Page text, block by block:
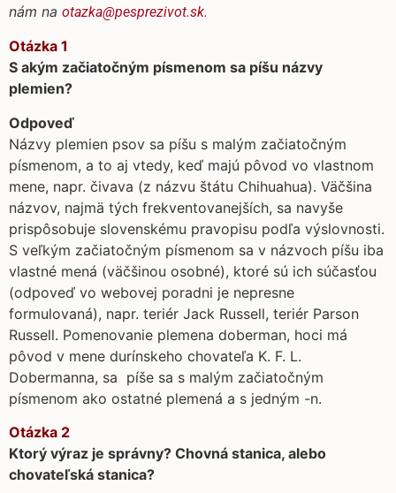
nám na otazka@pesprezivot.sk.
Otázka 1
S akým začiatočným písmenom sa píšu názvy
plemien?
Odpoveď
Názvy plemien psov sa píšu s malým začiatočným
písmenom, a to aj vtedy, keď majú pôvod vo vlastnom
mene, napr. čivava (z názvu štátu Chihuahua). Väčšina
názvov, najmä tých frekventovanejších, sa navyše
prispôsobuje slovenskému pravopisu podľa výslovnosti.
S veľkým začiatočným písmenom sa v názvoch píšu iba
vlastné mená (väčšinou osobné), ktoré sú ich súčasťou
(odpoveď vo webovej poradni je nepresne
formulovaná), napr. teriér Jack Russell, teriér Parson
Russell. Pomenovanie plemena doberman, hoci má
pôvod v mene durínskeho chovateľa K. F. L.
Dobermanna, sa píše sa s malým začiatočným
písmenom ako ostatné plemená a s jedným -n.
Otázka 2
Ktorý výraz je správny? Chovná stanica, alebo
chovateľská stanica?